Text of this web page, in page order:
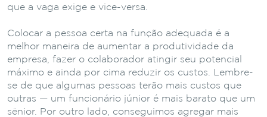
que a vaga exige e vice-versa.
Colocar a pessoa certa na função adequada é a
melhor maneira de aumentar a produtividade da
empresa, fazer o colaborador atingir seu potencial
máximo e ainda por cima reduzir os custos. Lembre-
se de que algumas pessoas terão mais custos que
outras — um funcionário júnior é mais barato que um
sênior. Por outro lado, conseguimos agregar mais